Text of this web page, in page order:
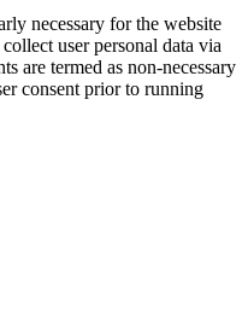
necessary for the website
user personal data via
are termed as non-necessary
consent prior to running